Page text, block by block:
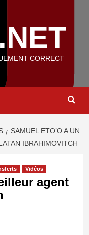
CORRECT
SAMUEL ETO’O A UN
IBRAHIMOVITCH
Vidéos
agent